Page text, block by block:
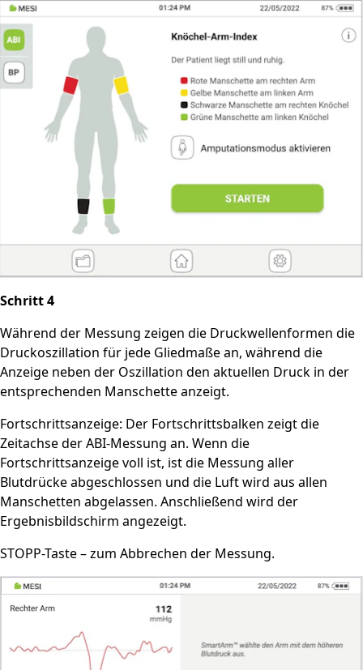
Schritt 4
Während der Messung zeigen die Druckwellenformen die
Druckoszillation für jede Gliedmaße an, während die
Anzeige neben der Oszillation den aktuellen Druck in der
entsprechenden Manschette anzeigt.
Fortschrittsanzeige: Der Fortschrittsbalken zeigt die
Zeitachse der ABI-Messung an. Wenn die
Fortschrittsanzeige voll ist, ist die Messung aller
Blutdrücke abgeschlossen und die Luft wird aus allen
Manschetten abgelassen. Anschließend wird der
Ergebnisbildschirm angezeigt.
STOPP-Taste – zum Abbrechen der Messung.